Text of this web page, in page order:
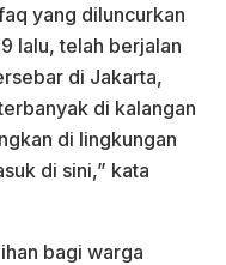
yang diluncurkan
lalu, telah berjalan
di Jakarta,
di kalangan
di lingkungan
di sini,” kata
bagi warga